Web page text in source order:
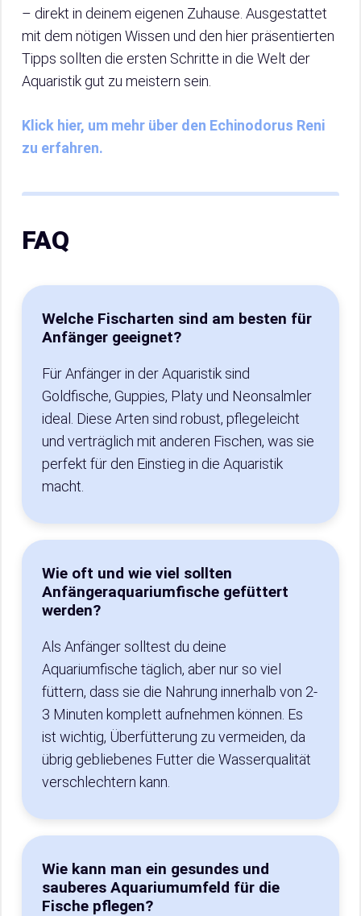
– direkt in deinem eigenen Zuhause. Ausgestattet
mit dem nötigen Wissen und den hier präsentierten
Tipps sollten die ersten Schritte in die Welt der
Aquaristik gut zu meistern sein.
Klick hier, um mehr über den Echinodorus Reni
zu erfahren.
FAQ
Welche Fischarten sind am besten für
Anfänger geeignet?
Für Anfänger in der Aquaristik sind
Goldfische, Guppies, Platy und Neonsalmler
ideal. Diese Arten sind robust, pflegeleicht
und verträglich mit anderen Fischen, was sie
perfekt für den Einstieg in die Aquaristik
macht.
Wie oft und wie viel sollten
Anfängeraquariumfische gefüttert
werden?
Als Anfänger solltest du deine
Aquariumfische täglich, aber nur so viel
füttern, dass sie die Nahrung innerhalb von 2-
3 Minuten komplett aufnehmen können. Es
ist wichtig, Überfütterung zu vermeiden, da
übrig gebliebenes Futter die Wasserqualität
verschlechtern kann.
Wie kann man ein gesundes und
sauberes Aquariumumfeld für die
Fische pflegen?